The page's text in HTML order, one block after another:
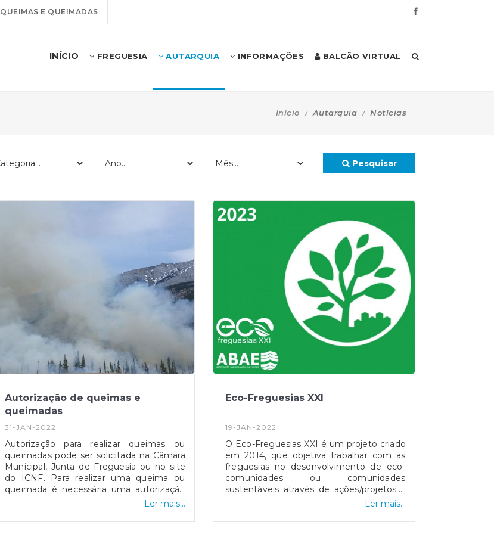
QUEIMAS E QUEIMADAS
INÍCIO FREGUESIA AUTARQUIA INFORMAÇÕES BALCÃO VIRTUAL
Início Autarquia Notícias
Pesquisar
Autorização de queimas e
queimadas
31-JAN-2022
Autorização para realizar queimas ou
queimadas pode ser solicitada na Câmara
Municipal, Junta de Freguesia ou no site
do ICNF. Para realizar uma queima ou
queimada é necessária uma autorização
que apenas pode ser disponibilizada pela
através do link
Ler mais...
Eco-Freguesias XXI
19-JAN-2022
O Eco-Freguesias XXI é um projeto criado
em 2014, que objetiva trabalhar com as
freguesias no desenvolvimento de eco-
comunidades ou comunidades
sustentáveis através de ações/projetos à
escala local. No final é atribuído o galardão
as freguesias em que o seu índice seja
Ler mais...